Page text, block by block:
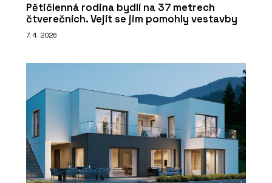
Pětičlenná rodina bydlí na 37 metrech
čtverečních. Vejít se jim pomohly vestavby
7. 4. 2026